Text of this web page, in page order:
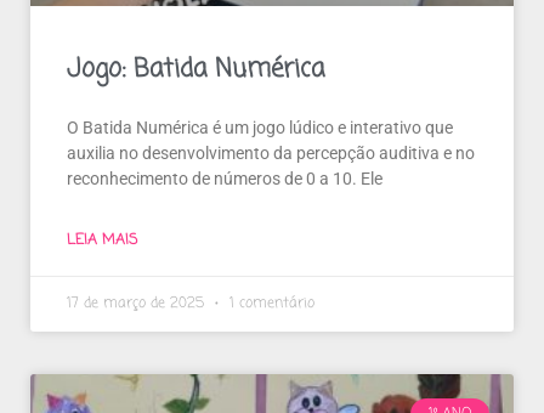
Jogo: Batida Numérica
O Batida Numérica é um jogo lúdico e interativo que
auxilia no desenvolvimento da percepção auditiva e no
reconhecimento de números de 0 a 10. Ele
LEIA MAIS
17 de março de 2025 1 comentário